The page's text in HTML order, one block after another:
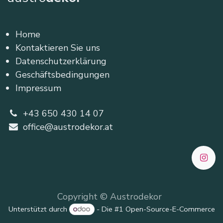
Home
Kontaktieren Sie uns
Datenschutzerklärung
Geschäftsbedingungen
Impressum
+43 650 430 14 07
office@austrodekor.at
Copyright © Austrodekor
Unterstützt durch - Die #1 Open-Source-E-Commerce